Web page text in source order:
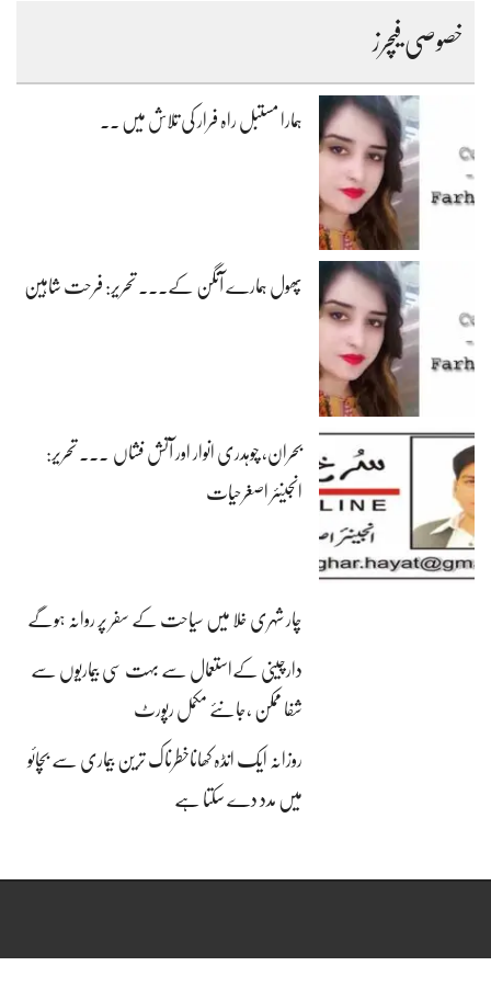
خصوصی فیچرز
ہمارا مستبل راہ فرار کی تلاش میں ۔۔
پھول ہمارے آنگن کے۔۔۔ تحریر: فرحت شاہین
بحران، چوہدری انوار اور آتش فشاں ۔۔۔ تحریر:
انجینئر اصغرحیات
چار شہری خلا میں سیاحت کے سفر پر روانہ ہوگے
دارچینی کےاستعمال سے بہت سی بیماریوں سے
شفا ممکن ،جانئے مکمل رپورٹ
روزانہ ایک انڈہ کھاناخطرناک ترین بیماری سے بچائو
میں مدد دے سکتا ہے